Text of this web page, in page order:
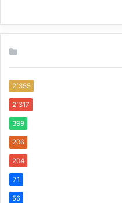
2٬355
2٬317
399
206
204
71
56